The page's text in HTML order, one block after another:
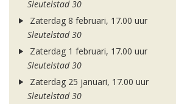
Sleutelstad 30
Zaterdag 8 februari, 17.00 uur
Sleutelstad 30
Zaterdag 1 februari, 17.00 uur
Sleutelstad 30
Zaterdag 25 januari, 17.00 uur
Sleutelstad 30